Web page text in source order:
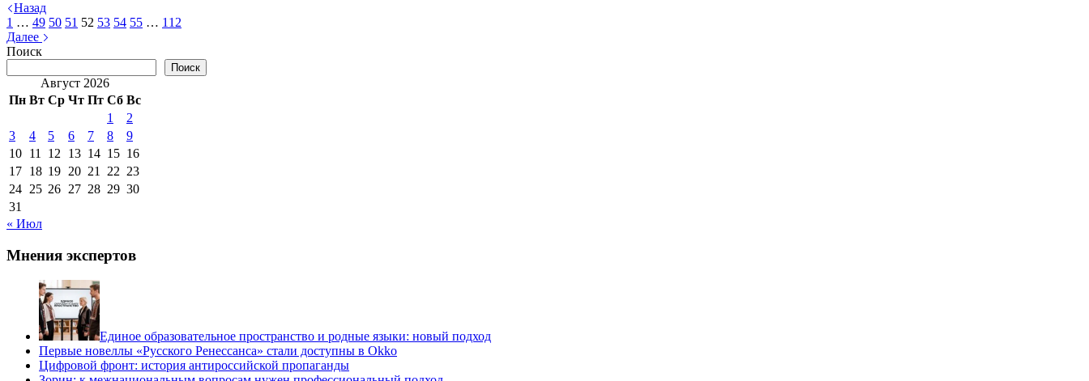
Назад
1 … 49 50 51 52 53 54 55 … 112
Далее
Поиск
Поиск
Август 2026
Пн Вт Ср Чт Пт Сб Вс
1
2
3
4 5 6 7 8
9
10 11 12 13 14 15 16
17 18 19 20 21 22 23
24 25 26 27 28 29 30
31
« Июл
Мнения экспертов
Единое образовательное пространство и родные языки: новый подход
Первые новеллы «Русского Ренессанса» стали доступны в Okko
Цифровой фронт: история антироссийской пропаганды